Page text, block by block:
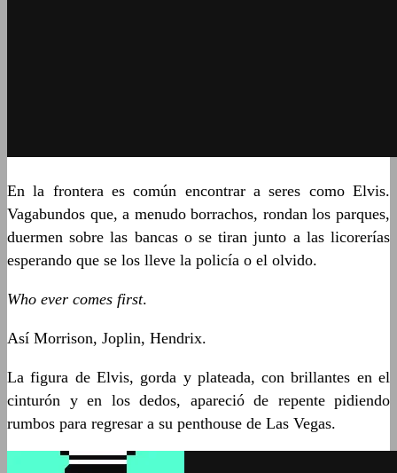
En la frontera es común encontrar a seres como Elvis.
Vagabundos que, a menudo borrachos, rondan los parques,
duermen sobre las bancas o se tiran junto a las licorerías
esperando que se los lleve la policía o el olvido.
Who ever comes first.
Así Morrison, Joplin, Hendrix.
La figura de Elvis, gorda y plateada, con brillantes en el
cinturón y en los dedos, apareció de repente pidiendo
rumbos para regresar a su penthouse de Las Vegas.